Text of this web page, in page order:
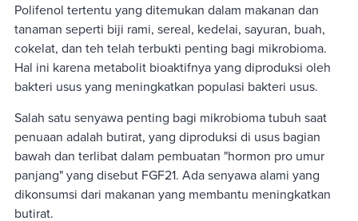
Polifenol tertentu yang ditemukan dalam makanan dan
tanaman seperti biji rami, sereal, kedelai, sayuran, buah,
cokelat, dan teh telah terbukti penting bagi mikrobioma.
Hal ini karena metabolit bioaktifnya yang diproduksi oleh
bakteri usus yang meningkatkan populasi bakteri usus.
Salah satu senyawa penting bagi mikrobioma tubuh saat
penuaan adalah butirat, yang diproduksi di usus bagian
bawah dan terlibat dalam pembuatan "hormon pro umur
panjang" yang disebut FGF21. Ada senyawa alami yang
dikonsumsi dari makanan yang membantu meningkatkan
butirat.